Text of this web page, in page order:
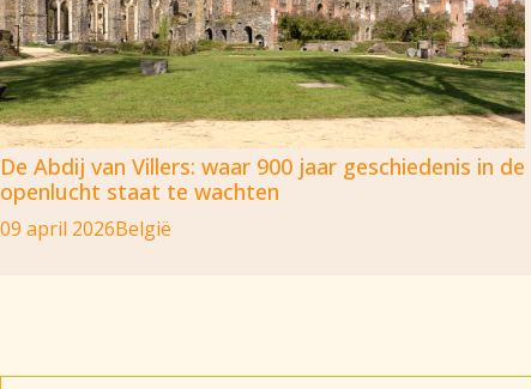
De Abdij van Villers: waar 900 jaar geschiedenis in de
openlucht staat te wachten
09 april 2026België